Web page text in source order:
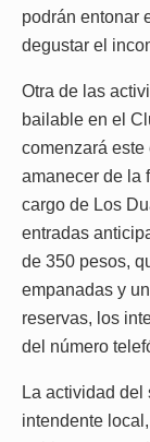
podrán entonar
degustar el
Otra de las
bailable en el
comenzará este
amanecer de la
cargo de Los
entradas
de 350 pesos,
empanadas y
reservas, los
del número
La actividad del
intendente